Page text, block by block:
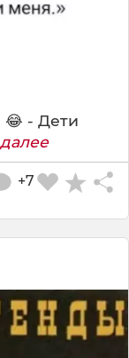
- Дети
далее
+7